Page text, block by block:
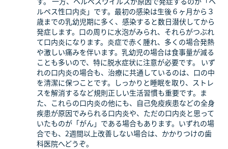
ルペス性口内炎」です。最初の感染は生後６ヶ月から３
歳までの乳幼児期に多く、感染すると数日潜伏してから
発症します。口の周りに水泡がみられ、それらがつぶれ
て口内炎になります。炎症で赤く腫れ、多くの場合発熱
や激しい痛みを伴います。乳幼児の場合は食事量が減る
ことも多いので、特に脱水症状に注意が必要です。 いず
れの口内炎の場合も、治療に共通しているのは、口の中
を清潔に保つことです。しっかりと睡眠を取り、ストレ
スを解消するなど規則正しい生活習慣も重要です。ま
た、これらの口内炎の他にも、自己免疫疾患などの全身
疾患が原因でみられる口内炎や、ただの口内炎と思って
いたものが「がん」である場合もあります。いずれの場
合でも、2週間以上改善しない場合は、かかりつけの歯
科医院へどうぞ。